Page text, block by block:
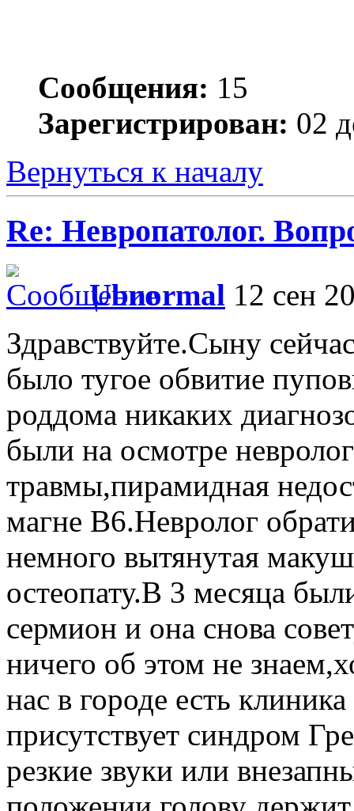
Сообщения: 15
Зарегистрирован: 02
Вернуться к началу
Re: Невропатолог.
Ubnormal 12 сен
Здравствуйте.Сыну
было тугое обвитие
роддома никаких
были на осмотре
травмы,пирамидная
магне В6.Невролог
немного вытянутая
остеопату.В 3 месяца
сермион и она снова
ничего об этом не
нас в городе есть
присутствует синдром
резкие звуки или